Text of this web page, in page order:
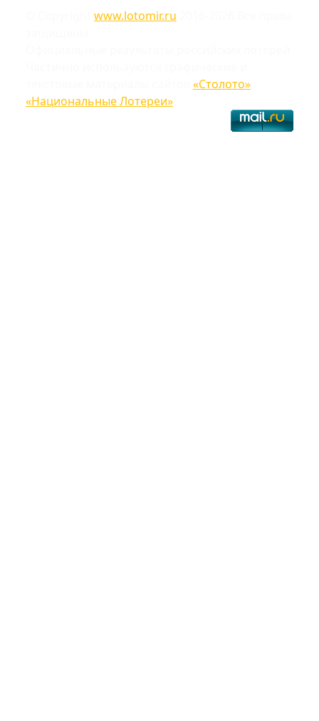
www.lotomir.ru
«Столото»
«Национальные Лотереи»